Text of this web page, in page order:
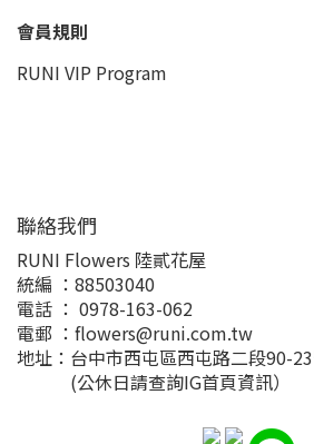
會員規則
RUNI VIP Program
聯絡我們
RUNI Flowers 陸貳花屋
統編 ：88503040
電話 ： 0978-163-062
電郵 ：flowers@runi.com.tw
地址：台中市西屯區西屯路二段90-
(公休日請查詢IG首頁資訊）